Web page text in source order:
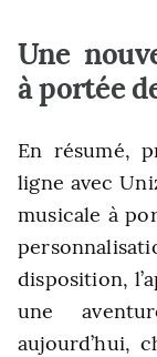
Une
à portée
En résumé,
ligne avec
musicale à
disposition,
une
aujourd’hui,